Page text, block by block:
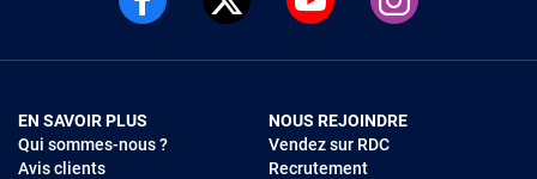
EN SAVOIR PLUS
Qui sommes-nous ?
Avis clients
NOUS REJOINDRE
Vendez sur RDC
Recrutement